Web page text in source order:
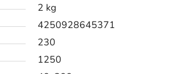
2 kg
4250928645371
230
1250